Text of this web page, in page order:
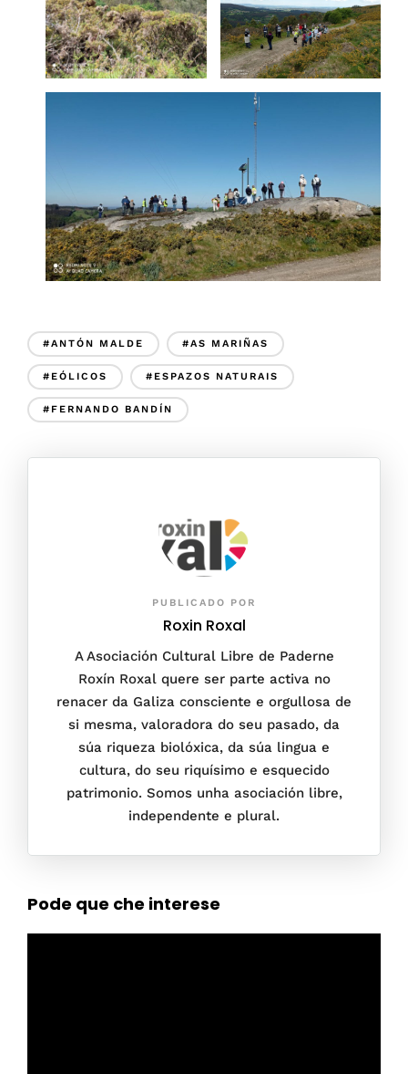
#ANTÓN MALDE #AS MARIÑAS
#EÓLICOS #ESPAZOS NATURAIS
#FERNANDO BANDÍN
PUBLICADO POR
Roxin Roxal
A Asociación Cultural Libre de Paderne
Roxín Roxal quere ser parte activa no
renacer da Galiza consciente e orgullosa de
si mesma, valoradora do seu pasado, da
súa riqueza biolóxica, da súa lingua e
cultura, do seu riquísimo e esquecido
patrimonio. Somos unha asociación libre,
independente e plural.
Pode que che interese